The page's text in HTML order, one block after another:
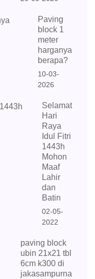
Paving
block 1
meter
harganya
berapa?
10-03-
2026
Selamat
Hari
Raya
Idul Fitri
1443h
Mohon
Maaf
Lahir
dan
Batin
02-05-
2022
paving block
ubin 21x21 tbl
6cm k300 di
jakasampurna